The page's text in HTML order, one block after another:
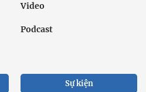
Video
Podcast
Sự kiện